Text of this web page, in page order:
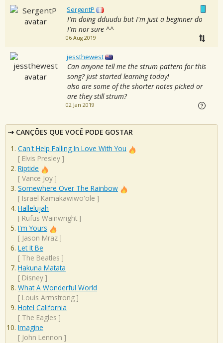
SergentP
I'm doing dduudu but I'm just a beginner do
I'm nor sure ^^
06 Aug 2019
jessthewest
Can anyone tell me the strum pattern for this
song? just started learning today!
also are some of the shorter notes picked or
are they still strum?
02 Jan 2019
CANÇÕES QUE VOCÊ PODE GOSTAR
Can't Help Falling In Love With You
[ Elvis Presley ]
Riptide
[ Vance Joy ]
Somewhere Over The Rainbow
[ Israel Kamakawiwo'ole ]
Hallelujah
[ Rufus Wainwright ]
I'm Yours
[ Jason Mraz ]
Let It Be
[ The Beatles ]
Hakuna Matata
[ Disney ]
What A Wonderful World
[ Louis Armstrong ]
Hotel California
[ The Eagles ]
Imagine
[ John Lennon ]